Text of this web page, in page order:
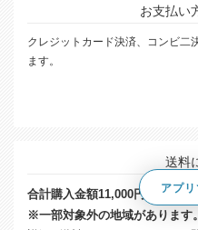
お支払い
クレジットカード決済、コンビ二
ます。
送料
アプ